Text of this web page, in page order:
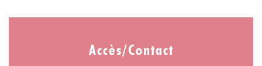
Accès/Contact